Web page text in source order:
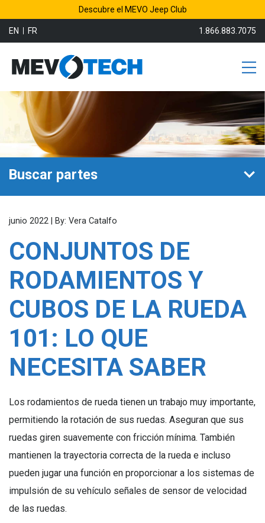
Descubre el MEVO Jeep Club
EN FR 1.866.883.7075
Buscar partes
junio 2022 | By: Vera Catalfo
CONJUNTOS DE
RODAMIENTOS Y
CUBOS DE LA RUEDA
101: LO QUE
NECESITA SABER
Los rodamientos de rueda tienen un trabajo muy importante,
permitiendo la rotación de sus ruedas. Aseguran que sus
ruedas giren suavemente con fricción mínima. También
mantienen la trayectoria correcta de la rueda e incluso
pueden jugar una función en proporcionar a los sistemas de
impulsión de su vehículo señales de sensor de velocidad
de las ruedas.